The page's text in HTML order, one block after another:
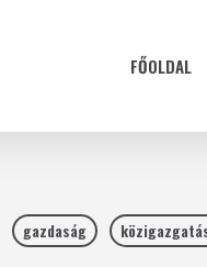
FŐOLDAL
gazdaság